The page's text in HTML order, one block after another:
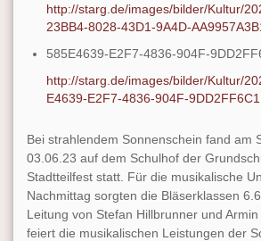
http://starg.de/images/bilder/Kultur/
23BB4-8028-43D1-9A4D-
585E4639-E2F7-4836-904F-
http://starg.de/images/bilder/Kultur/
E4639-E2F7-4836-904F-
Bei strahlendem Sonnenschein fand am
03.06.23 auf dem Schulhof der
Stadtteilfest statt. Für die musikalische
Nachmittag sorgten die Bläserklassen
Leitung von Stefan Hillbrunner und
feiert die musikalischen Leistungen der